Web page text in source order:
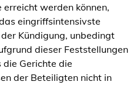
werden können,
eingriffsintensivste
Kündigung, unbedingt
dieser Feststellungen
die Gerichte die
der Beteiligten nicht in